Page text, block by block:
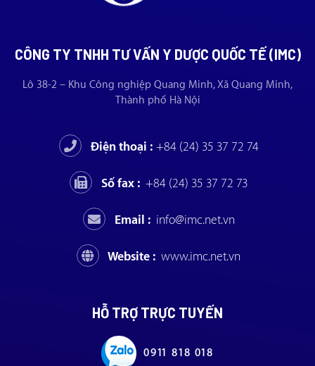
CÔNG TY TNHH TƯ VẤN Y DƯỢC QUỐC TẾ (IMC)
Lô 38-2 – Khu Công nghiệp Quang Minh, Xã Quang Minh,
Thành phố Hà Nội
Điện thoại : +84 (24) 35 37 72 74
Số fax : +84 (24) 35 37 72 73
Email : info@imc.net.vn
Website : www.imc.net.vn
HỖ TRỢ TRỰC TUYẾN
0911 818 018